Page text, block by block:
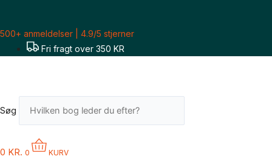
indholdet
500+ anmeldelser | 4.9/5 stjerner
Fri fragt over 350 KR
Søg
0 KR. 0 KURV